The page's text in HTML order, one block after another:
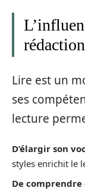
rédaction
Lire est un
ses
lecture
D’élargir son
styles enrichit le
De